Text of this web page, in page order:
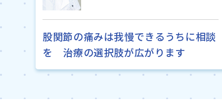
股関節の痛みは我慢できるうちに相談
を 治療の選択肢が広がります